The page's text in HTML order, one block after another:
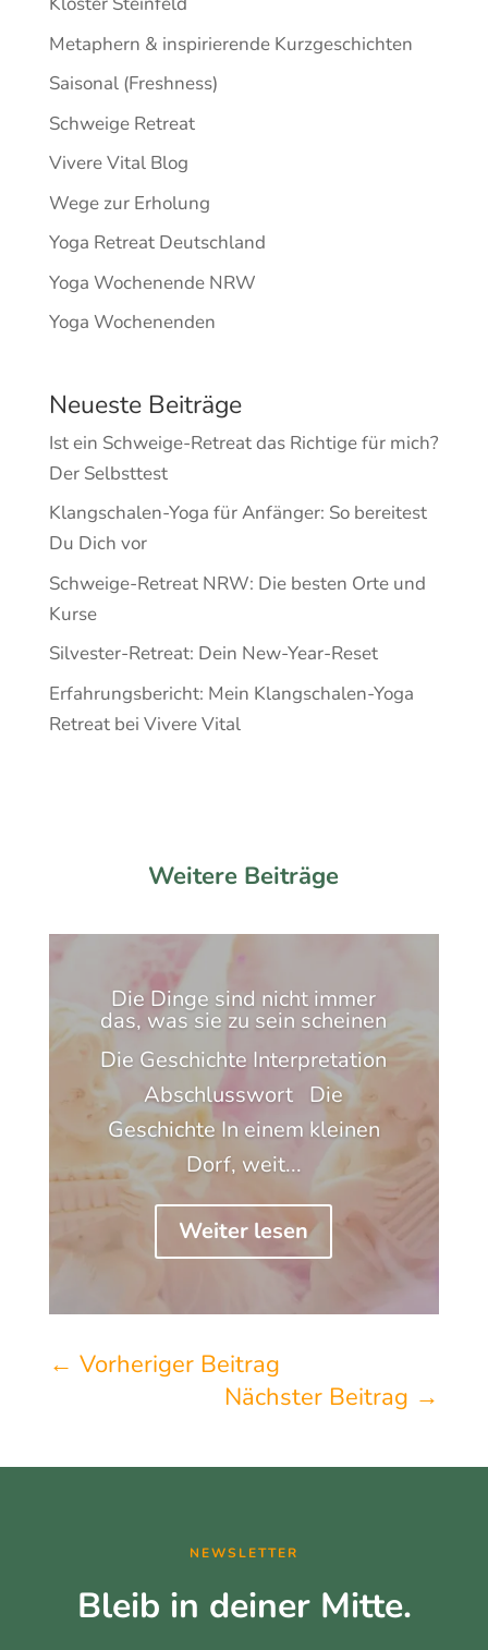
Metaphern & inspirierende Kurzgeschichten
Saisonal (Freshness)
Schweige Retreat
Vivere Vital Blog
Wege zur Erholung
Yoga Retreat Deutschland
Yoga Wochenende NRW
Yoga Wochenenden
Neueste Beiträge
Ist ein Schweige-Retreat das Richtige für mich?
Der Selbsttest
Klangschalen-Yoga für Anfänger: So bereitest
Du Dich vor
Schweige-Retreat NRW: Die besten Orte und
Kurse
Silvester-Retreat: Dein New-Year-Reset
Erfahrungsbericht: Mein Klangschalen-Yoga
Retreat bei Vivere Vital
Weitere Beiträge
Die Dinge sind nicht immer
das, was sie zu sein scheinen
Die Geschichte Interpretation
Abschlusswort Die
Geschichte In einem kleinen
Dorf, weit...
Weiter lesen
← Vorheriger Beitrag
Nächster Beitrag →
NEWSLETTER
Bleib in deiner Mitte.